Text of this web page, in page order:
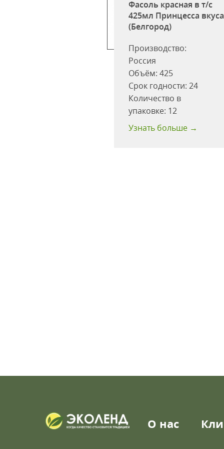
Фасоль красная в т/с
425мл Принцесса вкуса
(Белгород)
Производство:
Россия
Объём:425
Срок годности:24
Количество в
упаковке: 12
Узнать больше →
О нас